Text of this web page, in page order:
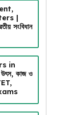
|
সংবিধান
in
উৎস, কাজ ও